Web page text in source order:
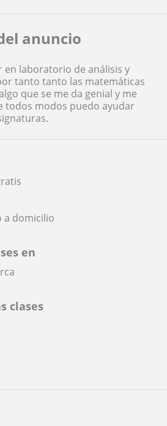
a domicilio
en
clases
anuncio
en laboratorio de análisis y
tanto tanto las matemáticas
que se me da genial y me
todos modos puedo ayudar